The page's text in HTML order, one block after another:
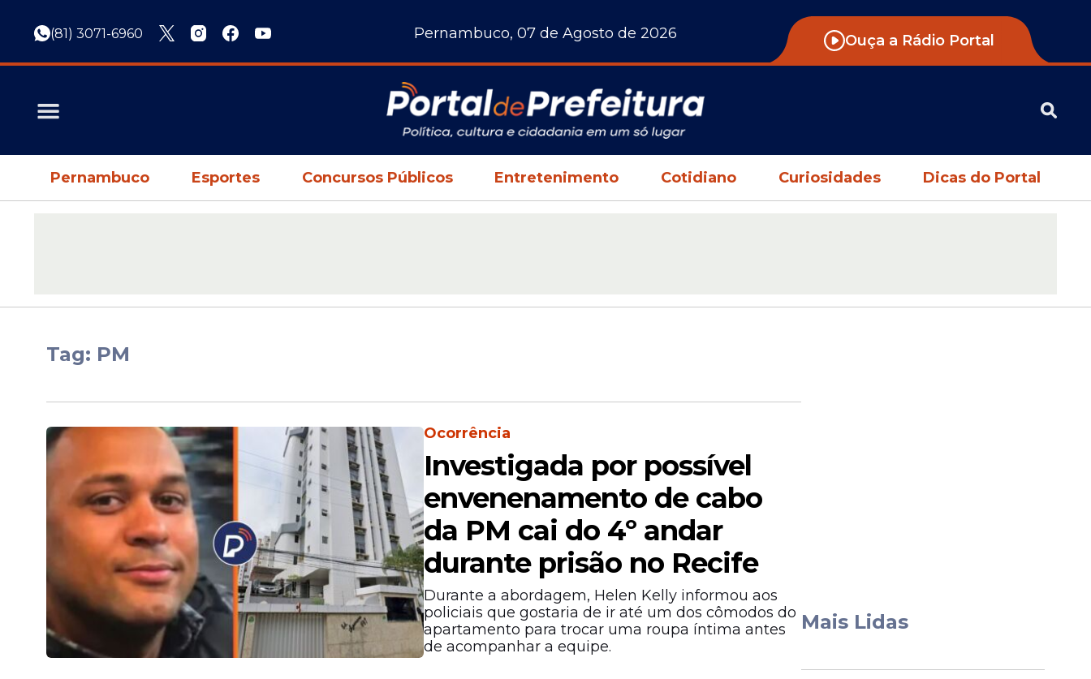
(81) 3071-6960 Pernambuco, 07 de Agosto de 2026 Ouça a Rádio Portal
Pernambuco Esportes Concursos Públicos Entretenimento Cotidiano Curiosidades Dicas do Portal
Tag: PM
Ocorrência
Investigada por possível
envenenamento de cabo
da PM cai do 4º andar
durante prisão no Recife
Durante a abordagem, Helen Kelly informou aos
policiais que gostaria de ir até um dos cômodos do
apartamento para trocar uma roupa íntima antes
de acompanhar a equipe.
Mais Lidas